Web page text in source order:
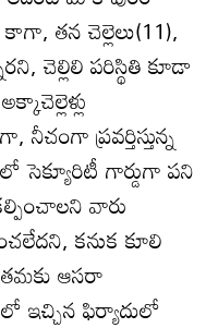
తన చెల్లెలు(11),
చెల్లిలి పరిస్థితి కూడా
ప్రవర్తిస్తున్న
సెక్యూరిటీ గార్డుగా పని
వారు
కనుక కూలి
ఆసరా
ఇచ్చిన ఫిర్యాదులో